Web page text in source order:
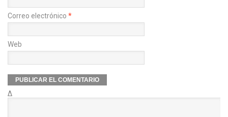
Correo electrónico *
Web
Δ